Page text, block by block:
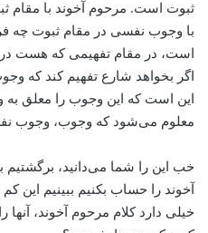
ثبوت است. مرحوم آخوند با مقام
با وجوب نفسی در مقام ثبوت چه
است، در مقام تفهیمی که هست
اگر بخواهد شارع تفهیم کند که
این است که این وجوب را معلق به
معلوم می‌شود که وجوب، وجوب
خب این را شما می‌دانید، برگشتیم
آخوند را حساب بکنیم ببینیم این
خیلی دارد کلام مرحوم آخوند،